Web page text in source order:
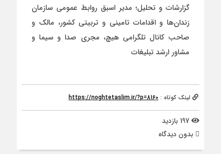
گزارشات و تحلیل؛ مدیر اسبق روابط عمومی سازمان
زندان‌ها و اقدامات تامینی و تربیتی کشور، مالک و
صاحب کانال تلگرامی هیچ، مجری صدا و سیما و
مشاور ارشد تبلیغات
لینک کوتاه : https://noghtetaslim.ir/?p=8160
بدون دیدگاه